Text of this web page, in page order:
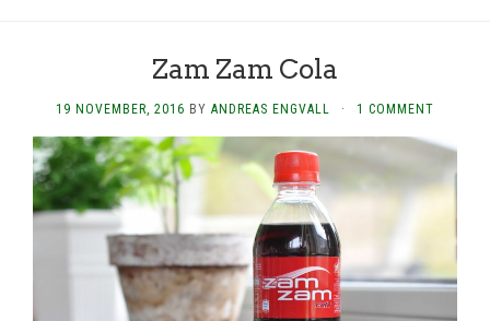
Zam Zam Cola
19 NOVEMBER, 2016 BY ANDREAS ENGVALL · 1 COMMENT